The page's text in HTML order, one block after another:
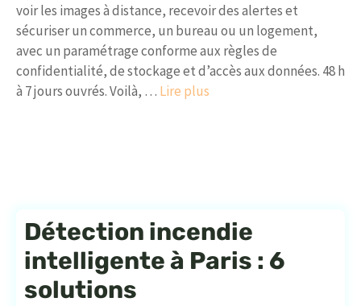
voir les images à distance, recevoir des alertes et
sécuriser un commerce, un bureau ou un logement,
avec un paramétrage conforme aux règles de
confidentialité, de stockage et d’accès aux données. 48 h
à 7 jours ouvrés. Voilà, … Lire plus
Détection incendie
intelligente à Paris : 6
solutions